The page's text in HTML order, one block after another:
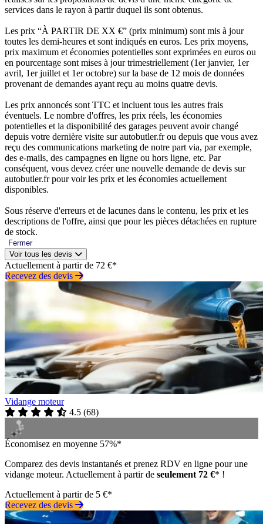
services dans le rayon à partir duquel ils sont obtenus.
Les prix “À PARTIR DE XX €” (prix minimum) sont mis à jour
toutes les demi-heures et sont indiqués en euros. Les prix moyens,
prix maximum et économies potentielles sont exprimées en euros ou
en pourcentage sont mises à jour trimestriellement (1er janvier, 1er
avril, 1er juillet et 1er octobre) sur la base de 12 mois de données
provenant de demandes ayant reçu au moins quatre devis.
Les prix annoncés sont TTC et incluent tous les autres frais
éventuels. Le nombre d'offres, les prix réels, les économies
potentielles et la disponibilité des garages peuvent avoir changé
depuis votre dernière visite sur autobutler.fr ou depuis que vous avez
reçu des communications marketing de notre part via, par exemple,
des e-mails, des campagnes en ligne ou hors ligne, etc. Par
conséquent, vous devez créer une nouvelle demande de devis sur
autobutler.fr pour voir les prix et les économies actuellement
disponibles.
Sous réserve d'erreurs et de lacunes dans le contenu, les prix et les
descriptions de l'offre, ainsi que pour les pièces détachées en rupture
de stock.
Fermer
Voir tous les devis
Actuellement à partir de 72 €*
Recevez des devis
Vidange moteur
4.5 (68)
Économisez en moyenne 57%*
Comparez des devis instantanés et prenez RDV en ligne pour une
vidange moteur. Actuellement à partir de seulement 72 €* !
Actuellement à partir de 5 €*
Recevez des devis